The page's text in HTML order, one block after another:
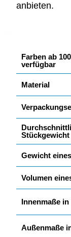
anbieten.
Farben ab
verfügbar
Material
Stückgewicht
Gewicht
Volumen
Innenmaße in
Außenmaße